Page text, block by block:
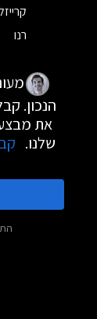
רנו
הנכון.
את
שלנו.